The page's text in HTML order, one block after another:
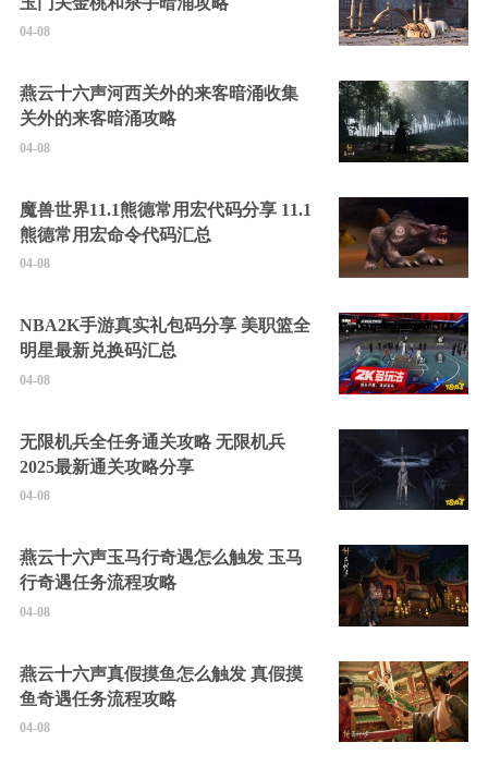
04-08
燕云十六声河西关外的来客暗涌收集
关外的来客暗涌攻略
04-08
魔兽世界11.1熊德常用宏代码分享 11.1
熊德常用宏命令代码汇总
04-08
NBA2K手游真实礼包码分享 美职篮全
明星最新兑换码汇总
04-08
无限机兵全任务通关攻略 无限机兵
2025最新通关攻略分享
04-08
燕云十六声玉马行奇遇怎么触发 玉马
行奇遇任务流程攻略
04-08
燕云十六声真假摸鱼怎么触发 真假摸
鱼奇遇任务流程攻略
04-08